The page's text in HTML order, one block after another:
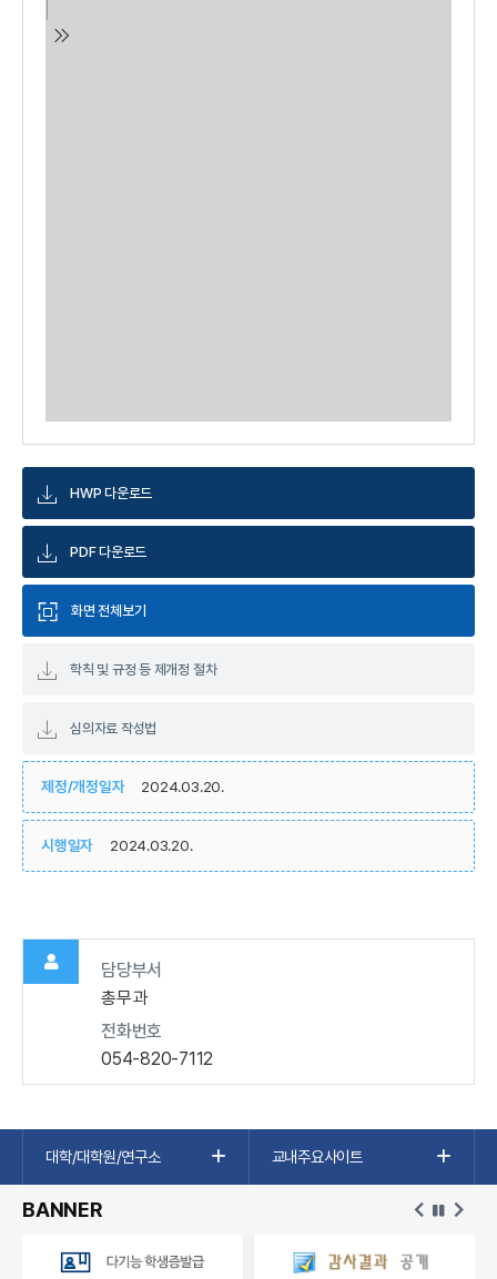
HWP 다운로드
PDF 다운로드
화면 전체보기
학칙 및 규정 등 제개정 절차
심의자료 작성법
제정/개정일자 2024.03.20.
시행일자 2024.03.20.
담당부서
총무과
전화번호
054-820-7112
대학/대학원/연구소 교내주요사이트
BANNER